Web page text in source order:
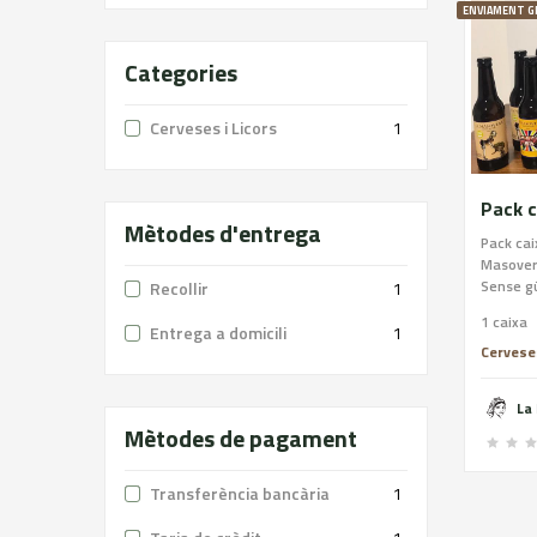
ENVIAMENT
Pack
Sense
Falç -
4,5% -
amb
1 caixa
Categories
Cerveses i Licors 1
Mètodes d'entrega
Recollir
1
Entrega a domicili
1
Mètodes de pagament
Transferència bancària
1